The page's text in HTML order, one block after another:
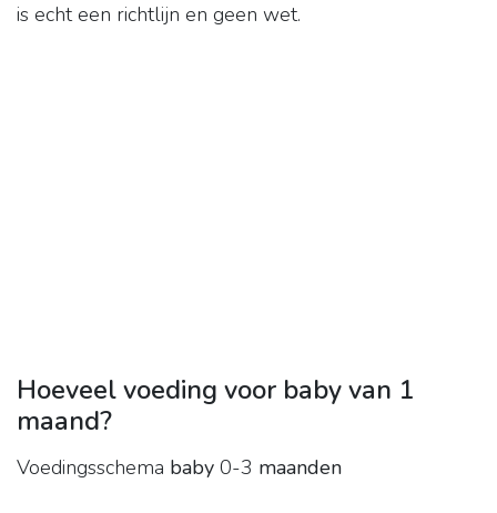
is echt een richtlijn en geen wet.
Hoeveel voeding voor baby van 1
maand?
Voedingsschema baby 0-3 maanden